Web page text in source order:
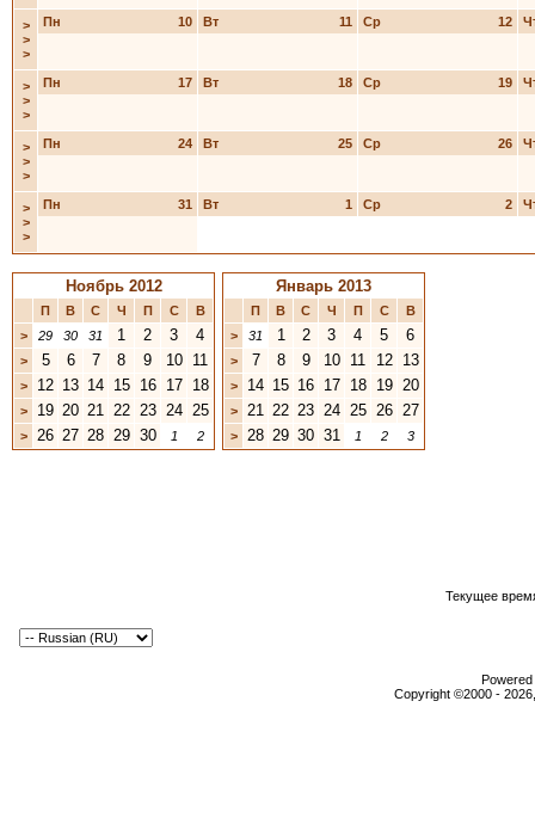
>
>
>
10
Пн 11
Вт 12
Ср
>
>
>
17
Пн 18
Вт 19
Ср
>
>
>
24
Пн 25
Вт 26
Ср
>
>
>
31
Пн 1
Вт 2
Ср
Ноябрь 2012
П В С Ч П С
В
>
29 30 31 1 2 3 4
> 5 6 7 8 9 10 11
> 12 13 14 15 16 17 18
> 19 20 21 22 23 24 25
> 26 27 28 29 30 1 2
Январь 2013
П В С Ч П С
В
>
31 1 2 3 4 5 6
> 7 8 9 10 11 12 13
> 14 15 16 17 18 19 20
> 21 22 23 24 25 26 27
> 28 29 30 31 1 2 3
Текущее
Copyright ©2000 -